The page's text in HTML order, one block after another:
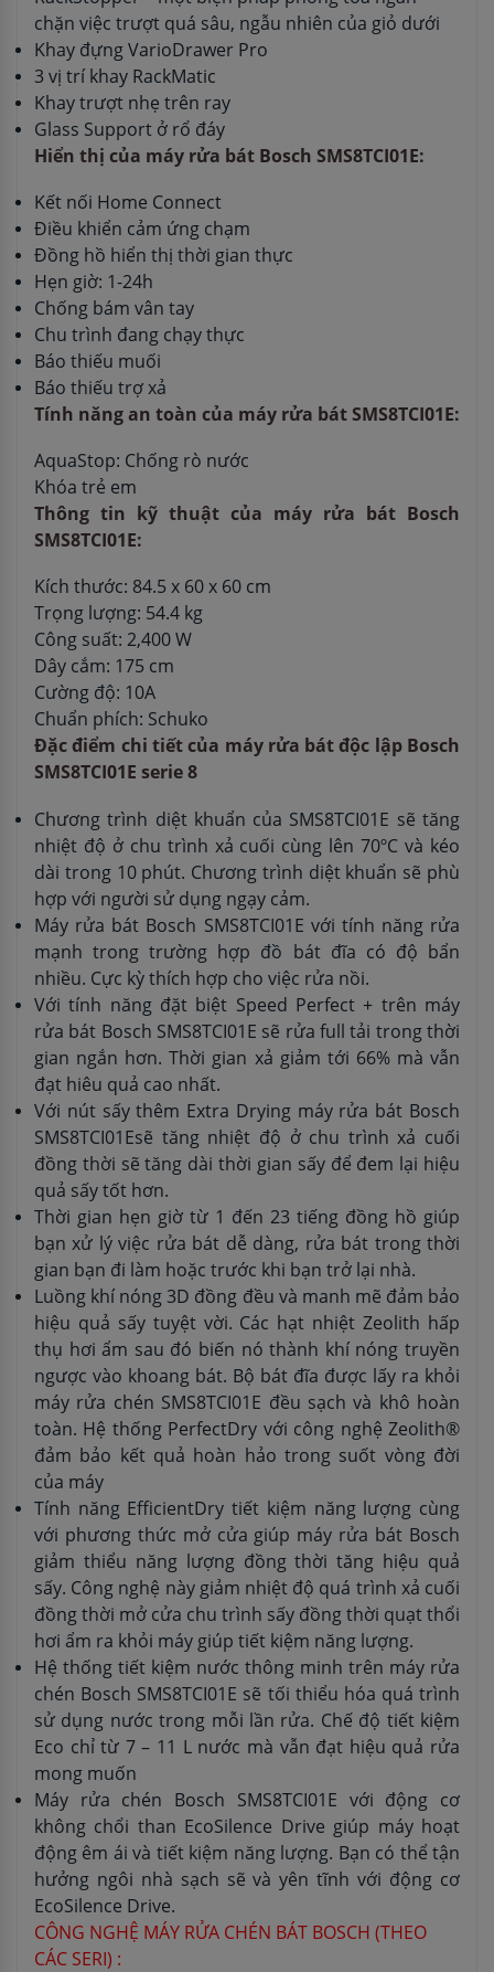
chặn việc trượt quá sâu, ngẫu nhiên của giỏ dưới
Khay đựng VarioDrawer Pro
3 vị trí khay RackMatic
Khay trượt nhẹ trên ray
Glass Support ở rổ đáy
Hiển thị của máy rửa bát Bosch SMS8TCI01E:
Kết nối Home Connect
Điều khiển cảm ứng chạm
Đồng hồ hiển thị thời gian thực
Hẹn giờ: 1-24h
Chống bám vân tay
Chu trình đang chạy thực
Báo thiếu muối
Báo thiếu trợ xả
Tính năng an toàn của máy rửa bát SMS8TCI01E:
AquaStop: Chống rò nước
Khóa trẻ em
Thông tin kỹ thuật của máy rửa bát Bosch
SMS8TCI01E:
Kích thước: 84.5 x 60 x 60 cm
Trọng lượng: 54.4 kg
Công suất: 2,400 W
Dây cắm: 175 cm
Cường độ: 10A
Chuẩn phích: Schuko
Đặc điểm chi tiết của máy rửa bát độc lập Bosch
SMS8TCI01E serie 8
Chương trình diệt khuẩn của SMS8TCI01E sẽ tăng
nhiệt độ ở chu trình xả cuối cùng lên 70ºC và kéo
dài trong 10 phút. Chương trình diệt khuẩn sẽ phù
hợp với người sử dụng ngạy cảm.
Máy rửa bát Bosch SMS8TCI01E với tính năng rửa
mạnh trong trường hợp đồ bát đĩa có độ bẩn
nhiều. Cực kỳ thích hợp cho việc rửa nồi.
Với tính năng đặt biệt Speed Perfect + trên máy
rửa bát Bosch SMS8TCI01E sẽ rửa full tải trong thời
gian ngắn hơn. Thời gian xả giảm tới 66% mà vẫn
đạt hiêu quả cao nhất.
Với nút sấy thêm Extra Drying máy rửa bát Bosch
SMS8TCI01Esẽ tăng nhiệt độ ở chu trình xả cuối
đồng thời sẽ tăng dài thời gian sấy để đem lại hiệu
quả sấy tốt hơn.
Thời gian hẹn giờ từ 1 đến 23 tiếng đồng hồ giúp
bạn xử lý việc rửa bát dễ dàng, rửa bát trong thời
gian bạn đi làm hoặc trước khi bạn trở lại nhà.
Luồng khí nóng 3D đồng đều và manh mẽ đảm bảo
hiệu quả sấy tuyệt vời. Các hạt nhiệt Zeolith hấp
thụ hơi ẩm sau đó biến nó thành khí nóng truyền
ngược vào khoang bát. Bộ bát đĩa được lấy ra khỏi
máy rửa chén SMS8TCI01E đều sạch và khô hoàn
toàn. Hệ thống PerfectDry với công nghệ Zeolith®
đảm bảo kết quả hoàn hảo trong suốt vòng đời
của máy
Tính năng EfficientDry tiết kiệm năng lượng cùng
với phương thức mở cửa giúp máy rửa bát Bosch
giảm thiểu năng lượng đồng thời tăng hiệu quả
sấy. Công nghệ này giảm nhiệt độ quá trình xả cuối
đồng thời mở cửa chu trình sấy đồng thời quạt thổi
hơi ẩm ra khỏi máy giúp tiết kiệm năng lượng.
Hệ thống tiết kiệm nước thông minh trên máy rửa
chén Bosch SMS8TCI01E sẽ tối thiểu hóa quá trình
sử dụng nước trong mỗi lần rửa. Chế độ tiết kiệm
Eco chỉ từ 7 – 11 L nước mà vẫn đạt hiệu quả rửa
mong muốn
Máy rửa chén Bosch SMS8TCI01E với động cơ
không chổi than EcoSilence Drive giúp máy hoạt
động êm ái và tiết kiệm năng lượng. Bạn có thể tận
hưởng ngôi nhà sạch sẽ và yên tĩnh với động cơ
EcoSilence Drive.
CÔNG NGHỆ MÁY RỬA CHÉN BÁT BOSCH (THEO
CÁC SERI) :